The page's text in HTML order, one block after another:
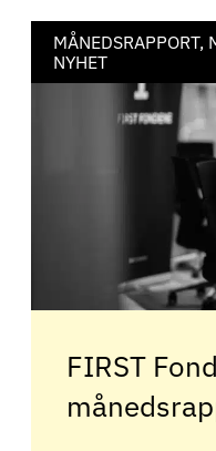
MÅNEDSRAPPORT,
NYHET
FIRST